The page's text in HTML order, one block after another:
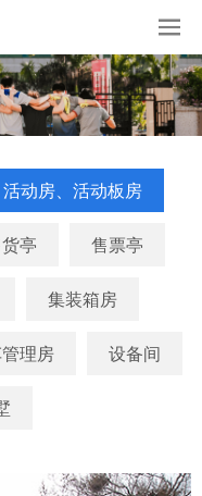
活动房、活动板房
亭 售票亭
集装箱房
理房 设备间